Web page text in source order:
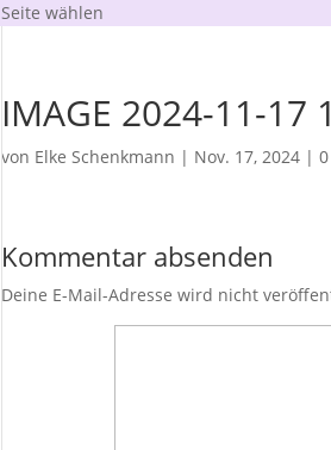
Seite wählen
IMAGE 2024-11-17
von Elke Schenkmann | Nov. 17, 2024 |
Kommentar absenden
Deine E-Mail-Adresse wird nicht